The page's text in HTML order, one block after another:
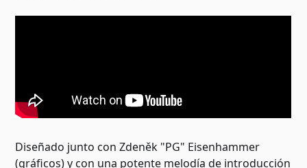
Diseñado junto con Zdeněk "PG" Eisenhammer
(gráficos) y con una potente melodía de introducción